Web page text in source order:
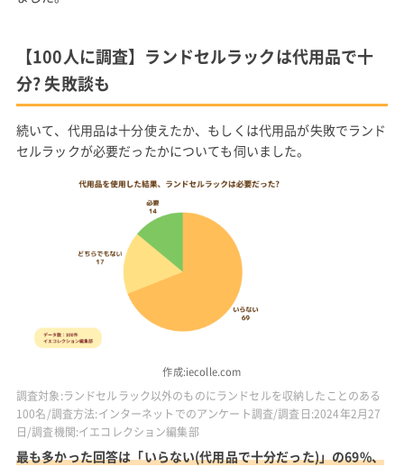
【100人に調査】ランドセルラックは代用品で十
分? 失敗談も
続いて、代用品は十分使えたか、もしくは代用品が失敗でランド
セルラックが必要だったかについても伺いました。
作成:iecolle.com
調査対象:ランドセルラック以外のものにランドセルを収納したことのある
100名/調査方法:インターネットでのアンケート調査/調査日:2024年2月27
日/調査機関:イエコレクション編集部
最も多かった回答は「いらない(代用品で十分だった)」の69%、